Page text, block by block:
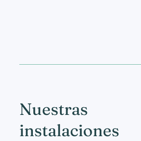
Nuestras
instalaciones